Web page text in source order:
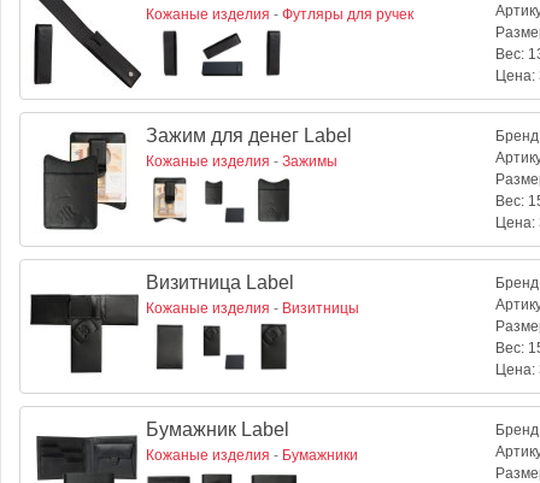
Кожаные изделия - Футляры для ручек
Вес:
Цена:
Зажим для денег Label
Кожаные изделия - Зажимы
Вес:
Цена:
Визитница Label
Кожаные изделия - Визитницы
Вес:
Цена:
Бумажник Label
Кожаные изделия - Бумажники